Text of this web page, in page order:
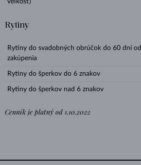
veľkosť)
Rytiny
Rytiny do svadobných obrúčok do 60 dní od
zakúpenia
Rytiny do šperkov do 6 znakov
Rytiny do šperkov nad 6 znakov
Cenník je platný od 1.10.2022